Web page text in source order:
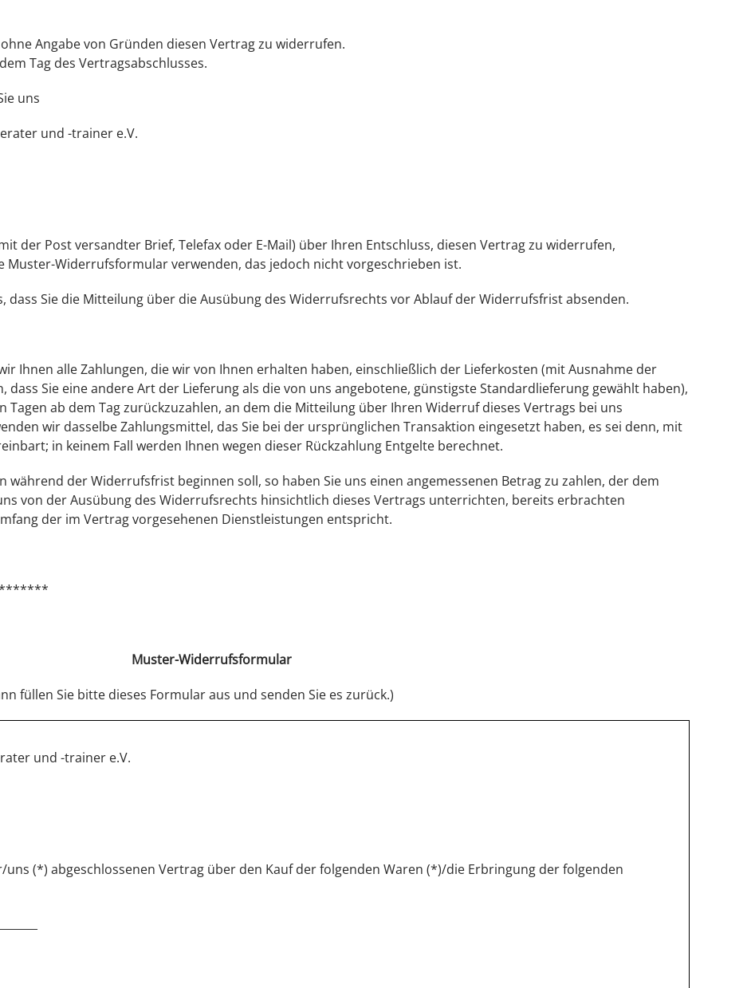
Angabe von Gründen diesen Vertrag zu widerrufen.
Tag des Vertragsabschlusses.
uns
und -trainer e.V.
der Post versandter Brief, Telefax oder E-Mail) über Ihren Entschluss, diesen Vertrag zu widerrufen,
Muster-Widerrufsformular verwenden, das jedoch nicht vorgeschrieben ist.
Sie die Mitteilung über die Ausübung des Widerrufsrechts vor Ablauf der Widerrufsfrist absenden.
Ihnen alle Zahlungen, die wir von Ihnen erhalten haben, einschließlich der Lieferkosten (mit Ausnahme der
dass Sie eine andere Art der Lieferung als die von uns angebotene, günstigste Standardlieferung gewählt haben),
ab dem Tag zurückzuzahlen, an dem die Mitteilung über Ihren Widerruf dieses Vertrags bei uns
wir dasselbe Zahlungsmittel, das Sie bei der ursprünglichen Transaktion eingesetzt haben, es sei denn, mit
in keinem Fall werden Ihnen wegen dieser Rückzahlung Entgelte berechnet.
während der Widerrufsfrist beginnen soll, so haben Sie uns einen angemessenen Betrag zu zahlen, der dem
von der Ausübung des Widerrufsrechts hinsichtlich dieses Vertrags unterrichten, bereits erbrachten
der im Vertrag vorgesehenen Dienstleistungen entspricht.
Muster-Widerrufsformular
füllen Sie bitte dieses Formular aus und senden Sie es zurück.)
und -trainer e.V.
(*) abgeschlossenen Vertrag über den Kauf der folgenden Waren (*)/die Erbringung der folgenden